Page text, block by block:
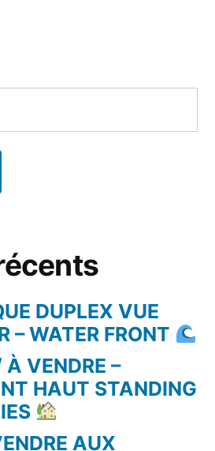
DUPLEX VUE
– WATER FRONT
À VENDRE –
HAUT STANDING
AUX